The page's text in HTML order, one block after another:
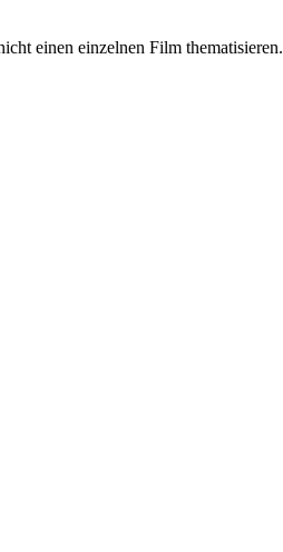
einen einzelnen Film thematisieren.